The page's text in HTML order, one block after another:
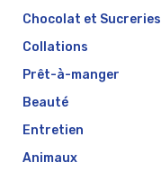
Chocolat et Sucreries
Collations
Prêt-à-manger
Beauté
Entretien
Animaux